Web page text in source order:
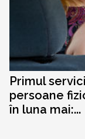
Primul
persoane
în luna mai:...